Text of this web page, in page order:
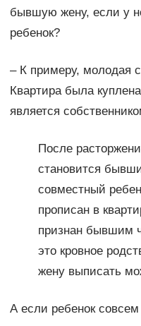
бывшую жену, если у
ребенок?
– К примеру, молодая
Квартира была
является
После
становится
совместный
прописан в
признан бывшим
это кровное
жену выписать
А если ребенок